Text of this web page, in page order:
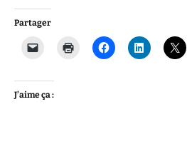
Partager
J’aime ça :